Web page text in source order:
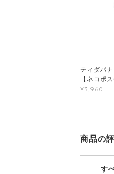
ティダパ
【ネコポ
¥3,960
商品の
す